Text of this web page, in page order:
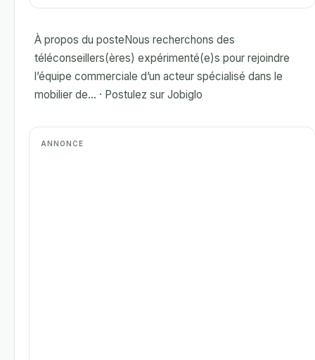
À propos du posteNous recherchons des
téléconseillers(ères) expérimenté(e)s pour rejoindre
l’équipe commerciale d’un acteur spécialisé dans le
mobilier de... · Postulez sur Jobiglo